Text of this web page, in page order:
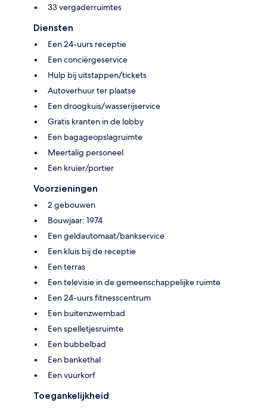
33 vergaderruimtes
Diensten
Een 24-uurs receptie
Een conciërgeservice
Hulp bij uitstappen/tickets
Autoverhuur ter plaatse
Een droogkuis/wasserijservice
Gratis kranten in de lobby
Een bagageopslagruimte
Meertalig personeel
Een kruier/portier
Voorzieningen
2 gebouwen
Bouwjaar: 1974
Een geldautomaat/bankservice
Een kluis bij de receptie
Een terras
Een televisie in de gemeenschappelijke ruimte
Een 24-uurs fitnesscentrum
Een buitenzwembad
Een spelletjesruimte
Een bubbelbad
Een bankethal
Een vuurkorf
Toegankelijkheid